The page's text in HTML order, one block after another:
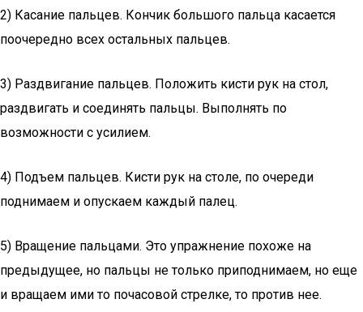
2) Касание пальцев. Кончик большого пальца касается
поочередно всех остальных пальцев.
3) Раздвигание пальцев. Положить кисти рук на стол,
раздвигать и соединять пальцы. Выполнять по
возможности с усилием.
4) Подъем пальцев. Кисти рук на столе, по очереди
поднимаем и опускаем каждый палец.
5) Вращение пальцами. Это упражнение похоже на
предыдущее, но пальцы не только приподнимаем, но еще
и вращаем ими то почасовой стрелке, то против нее.